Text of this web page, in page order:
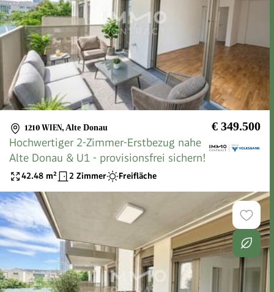
1210 WIEN, Alte Donau € 349.500
Hochwertiger 2-Zimmer-Erstbezug nahe
Alte Donau & U1 - provisionsfrei sichern!
42.48 m² 2 Zimmer Freifläche